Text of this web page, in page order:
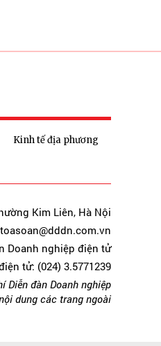
Kinh tế địa phương
Kim Liên, Hà Nội
Doanh nghiệp điện tử
tử: (024) 3.5771239
Diễn đàn Doanh nghiệp
dung các trang ngoài